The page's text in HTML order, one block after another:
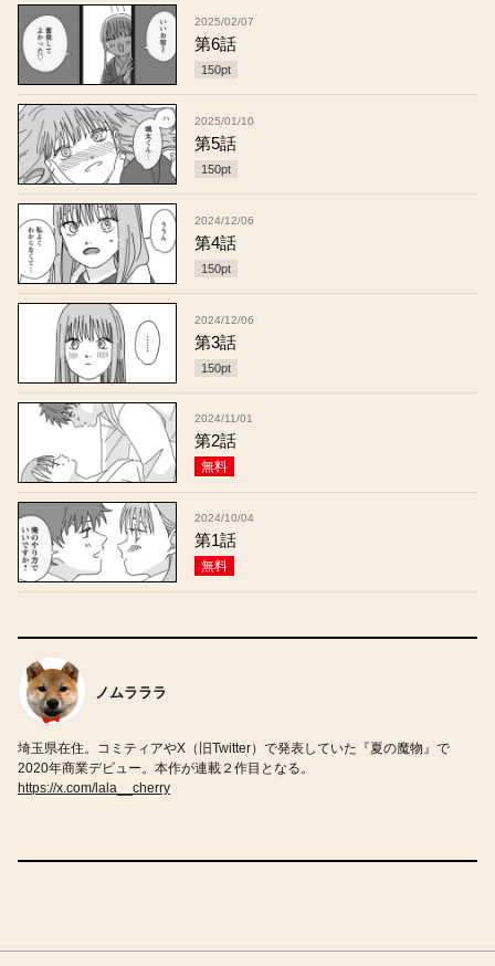
2025/02/07
第6話
150pt
2025/01/10
第5話
150pt
2024/12/06
第4話
150pt
2024/12/06
第3話
150pt
2024/11/01
第2話
無料
2024/10/04
第1話
無料
ノムラララ
埼玉県在住。コミティアやX（旧Twitter）で発表していた『夏の魔物』で
2020年商業デビュー。本作が連載２作目となる。
https://x.com/lala__cherry